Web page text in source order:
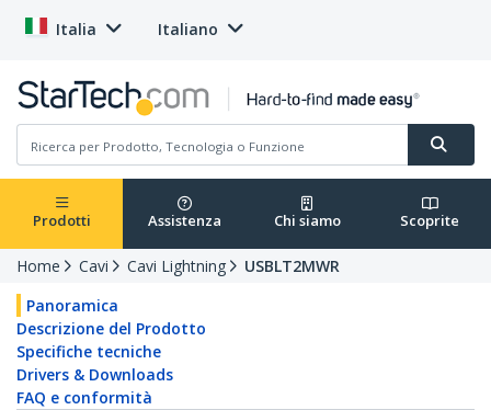
Italia Italiano
Prodotti Assistenza Chi siamo Scoprite
Home Cavi Cavi Lightning
USBLT2MWR
Panoramica
Descrizione del Prodotto
Specifiche tecniche
Drivers & Downloads
FAQ e conformità